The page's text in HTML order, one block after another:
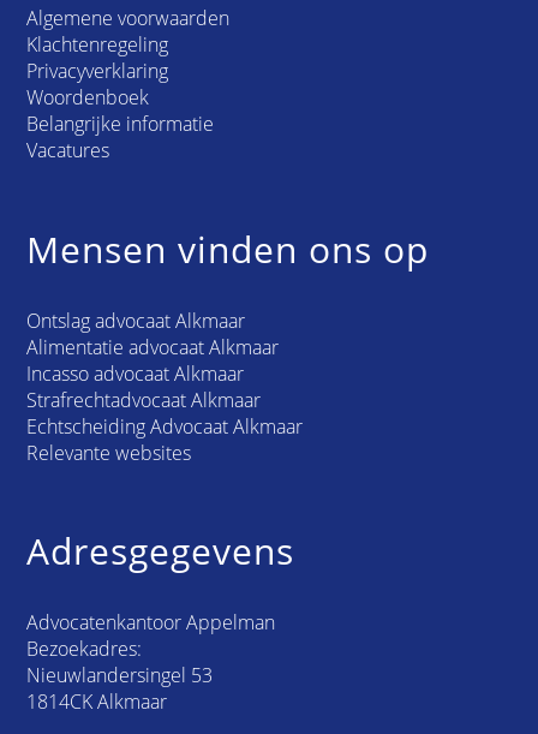
Algemene voorwaarden
Klachtenregeling
Privacyverklaring
Woordenboek
Belangrijke informatie
Vacatures
Mensen vinden ons op
Ontslag advocaat Alkmaar
Alimentatie advocaat Alkmaar
Incasso advocaat Alkmaar
Strafrechtadvocaat Alkmaar
Echtscheiding Advocaat Alkmaar
Relevante websites
Adresgegevens
Advocatenkantoor Appelman
Bezoekadres:
Nieuwlandersingel 53
1814CK Alkmaar